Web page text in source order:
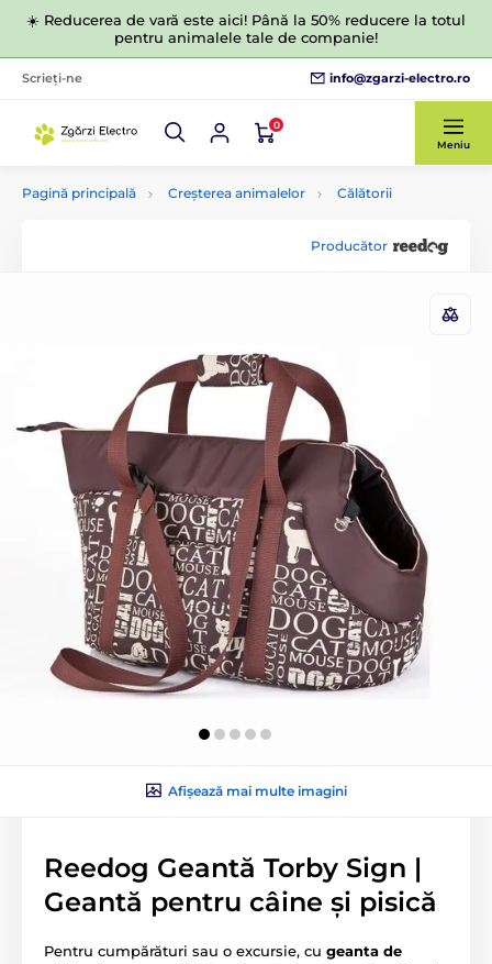
☀️ Reducerea de vară este aici! Până la 50% reducere la totul
pentru animalele tale de companie!
Scrieți-ne info@zgarzi-electro.ro
0
Meniu
Pagină principală Creșterea animalelor Călătorii
Producător
Afișează mai multe imagini
Reedog Geantă Torby Sign |
Geantă pentru câine și pisică
Pentru cumpărături sau o excursie, cu geanta de